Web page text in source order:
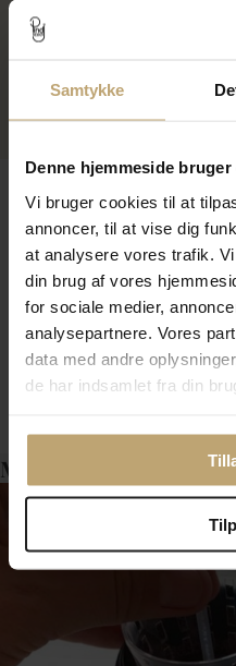
Samtykke
Denne hjemmeside
Vi bruger cookies til at
annoncer, til at vise dig
at analysere vores trafik.
din brug af vores
for sociale medier,
analysepartnere. Vores
data med andre
de har indsamlet fra din
vedhæng hjerte, massivt
925s.
1.390,00 kr
På fjernlager
Enkelhed
Sølvsamlænker fra
tidsløse og det moderne i
og kvalitet. Med sølvets
armlænker skabt til at
garderobe og tilføje en
smykke er nøje designet
En kollektion
Vores udvalg af
tilbyder noget til enhver
mere detaljerige designs
finde en armlænke, der
du til minimalistiske
mere markant udtryk?
dele, så du kan finde det
hverdag og fest.
Vis mere
Måske er det her